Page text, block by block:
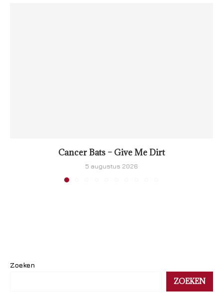
Cancer Bats – Give Me Dirt
5 augustus 2026
Zoeken
ZOEKEN